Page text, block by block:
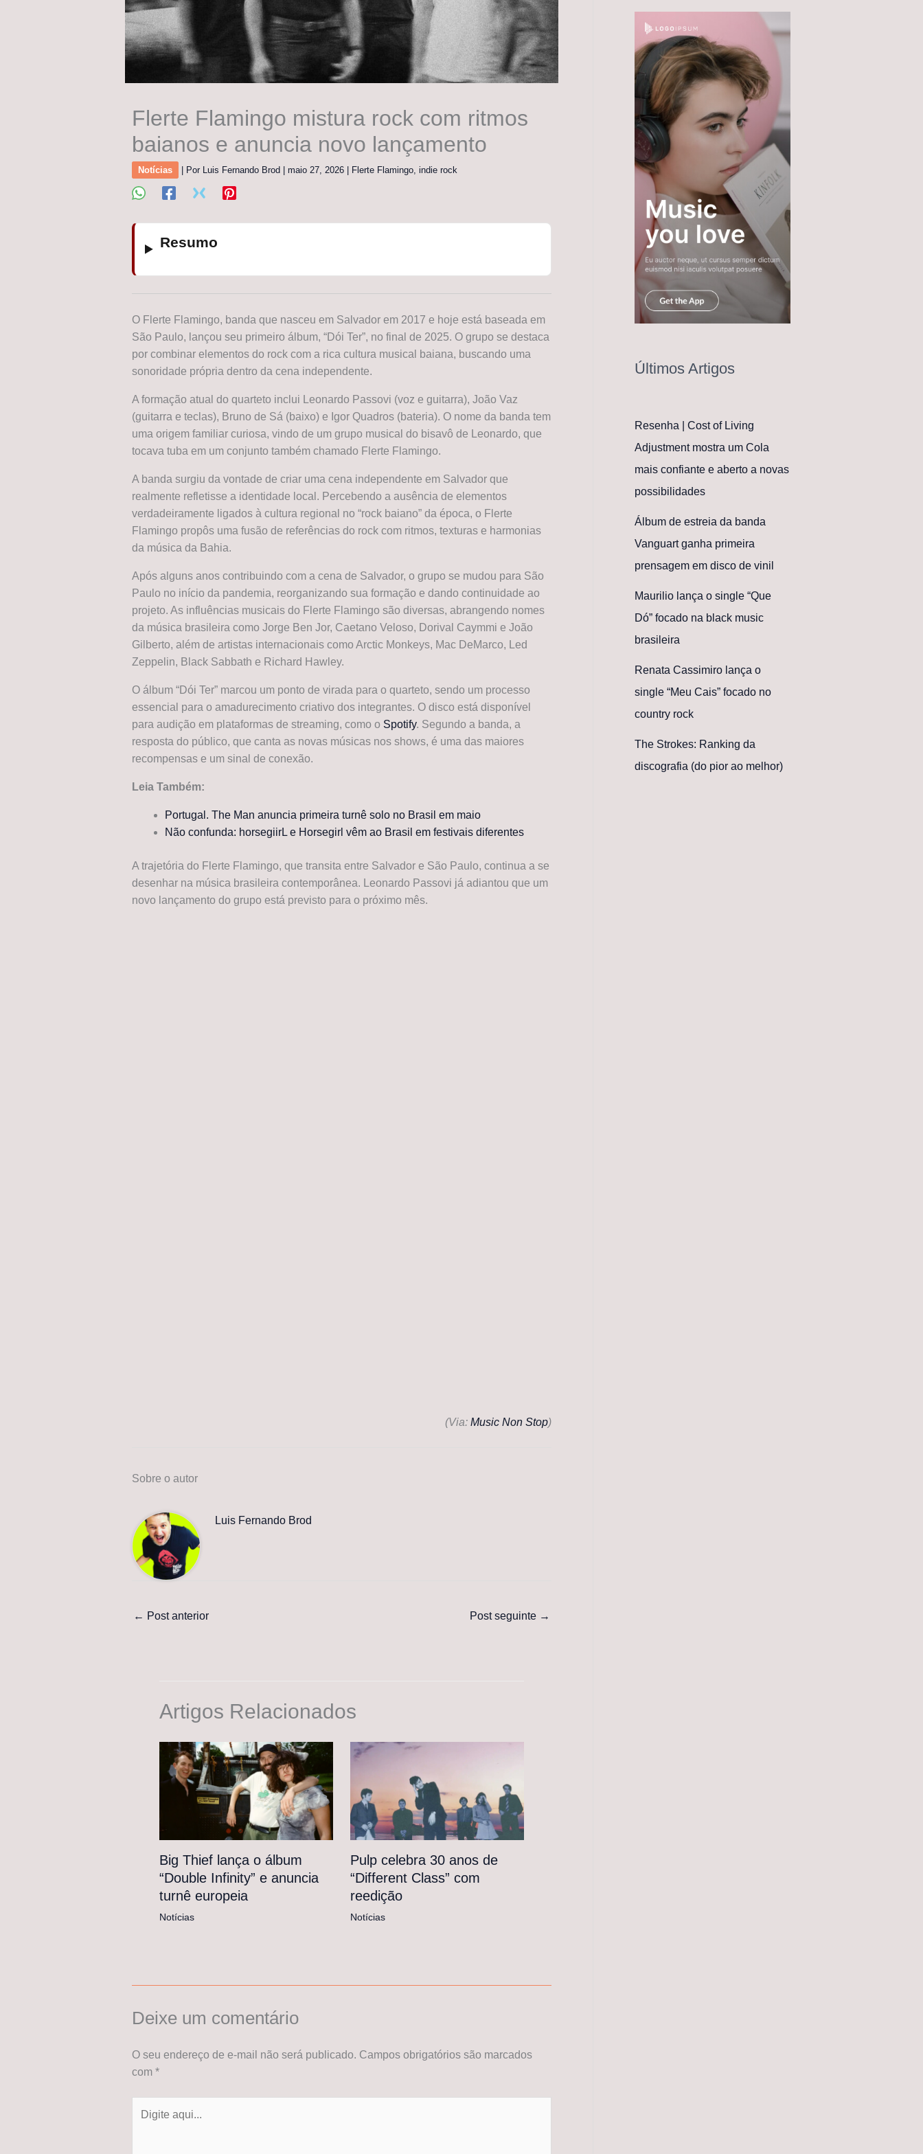
Flerte Flamingo mistura rock com ritmos
baianos e anuncia novo lançamento
Notícias | Por Luis Fernando Brod maio 27, 2026 Flerte Flamingo indie rock
Resumo
O Flerte Flamingo, banda que nasceu em Salvador em 2017 e hoje está baseada em
São Paulo, lançou seu primeiro álbum, “Dói Ter”, no final de 2025. O grupo se destaca
por combinar elementos do rock com a rica cultura musical baiana, buscando uma
sonoridade própria dentro da cena independente.
A formação atual do quarteto inclui Leonardo Passovi (voz e guitarra), João Vaz
(guitarra e teclas), Bruno de Sá (baixo) e Igor Quadros (bateria). O nome da banda tem
uma origem familiar curiosa, vindo de um grupo musical do bisavô de Leonardo, que
tocava tuba em um conjunto também chamado Flerte Flamingo.
A banda surgiu da vontade de criar uma cena independente em Salvador que
realmente refletisse a identidade local. Percebendo a ausência de elementos
verdadeiramente ligados à cultura regional no “rock baiano” da época, o Flerte
Flamingo propôs uma fusão de referências do rock com ritmos, texturas e harmonias
da música da Bahia.
Após alguns anos contribuindo com a cena de Salvador, o grupo se mudou para São
Paulo no início da pandemia, reorganizando sua formação e dando continuidade ao
projeto. As influências musicais do Flerte Flamingo são diversas, abrangendo nomes
da música brasileira como Jorge Ben Jor, Caetano Veloso, Dorival Caymmi e João
Gilberto, além de artistas internacionais como Arctic Monkeys, Mac DeMarco, Led
Zeppelin, Black Sabbath e Richard Hawley.
O álbum “Dói Ter” marcou um ponto de virada para o quarteto, sendo um processo
essencial para o amadurecimento criativo dos integrantes. O disco está disponível
para audição em plataformas de streaming, como o Spotify. Segundo a banda, a
resposta do público, que canta as novas músicas nos shows, é uma das maiores
recompensas e um sinal de conexão.
Leia Também:
Portugal. The Man anuncia primeira turnê solo no Brasil em maio
Não confunda: horsegiirL e Horsegirl vêm ao Brasil em festivais diferentes
A trajetória do Flerte Flamingo, que transita entre Salvador e São Paulo, continua a se
desenhar na música brasileira contemporânea. Leonardo Passovi já adiantou que um
novo lançamento do grupo está previsto para o próximo mês.
(Via: Music Non Stop)
Sobre o autor
Luis Fernando Brod
← Post anterior Post seguinte →
Artigos Relacionados
Big Thief lança o álbum
“Double Infinity” e anuncia
turnê europeia
Notícias
Pulp celebra 30 anos de
“Different Class” com
reedição
Notícias
Deixe um comentário
O seu endereço de e-mail não será publicado. Campos obrigatórios são marcados
com *
aqui...
Últimos Artigos
Resenha | Cost of Living
Adjustment mostra um Cola
mais confiante e aberto a novas
possibilidades
Álbum de estreia da banda
Vanguart ganha primeira
prensagem em disco de vinil
Maurilio lança o single “Que
Dó” focado na black music
brasileira
Renata Cassimiro lança o
single “Meu Cais” focado no
country rock
The Strokes: Ranking da
discografia (do pior ao melhor)